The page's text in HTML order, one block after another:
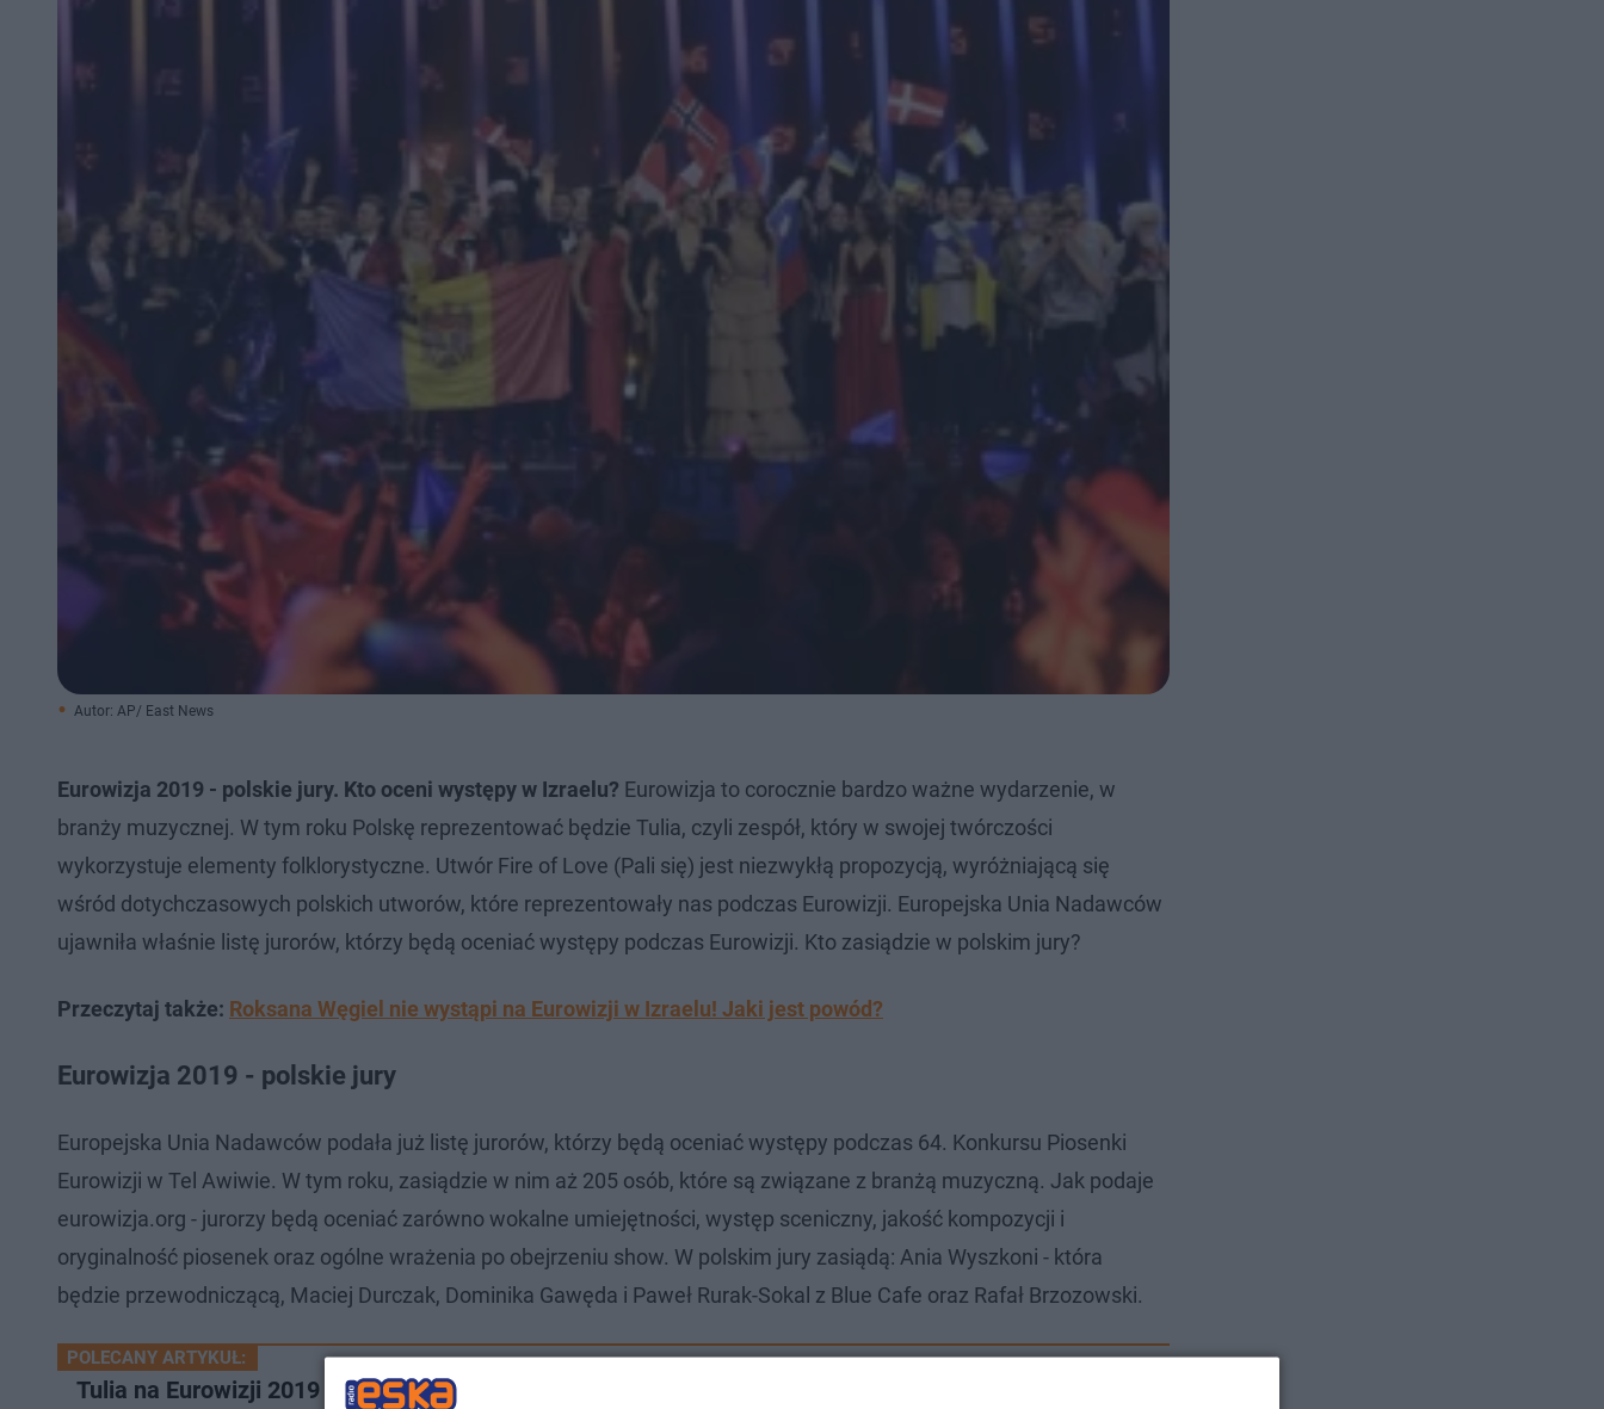
Autor: AP/ East News
Eurowizja 2019 - polskie jury. Kto oceni występy w Izraelu? Eurowizja to corocznie bardzo ważne wydarzenie, w
branży muzycznej. W tym roku Polskę reprezentować będzie Tulia, czyli zespół, który w swojej twórczości
wykorzystuje elementy folklorystyczne. Utwór Fire of Love (Pali się) jest niezwykłą propozycją, wyróżniającą się
wśród dotychczasowych polskich utworów, które reprezentowały nas podczas Eurowizji. Europejska Unia Nadawców
ujawniła właśnie listę jurorów, którzy będą oceniać występy podczas Eurowizji. Kto zasiądzie w polskim jury?
Przeczytaj także: Roksana Węgiel nie wystąpi na Eurowizji w Izraelu! Jaki jest powód?
Eurowizja 2019 - polskie jury
Europejska Unia Nadawców podała już listę jurorów, którzy będą oceniać występy podczas 64. Konkursu Piosenki
Eurowizji w Tel Awiwie. W tym roku, zasiądzie w nim aż 205 osób, które są związane z branżą muzyczną. Jak podaje
eurowizja.org - jurorzy będą oceniać zarówno wokalne umiejętności, występ sceniczny, jakość kompozycji i
oryginalność piosenek oraz ogólne wrażenia po obejrzeniu show. W polskim jury zasiądą: Ania Wyszkoni - która
będzie przewodniczącą, Maciej Durczak, Dominika Gawęda i Paweł Rurak-Sokal z Blue Cafe oraz Rafał Brzozowski.
POLECANY ARTYKUŁ:
Tulia na Eurowizji 2019 - tak będzie wyglądał występ Polski?